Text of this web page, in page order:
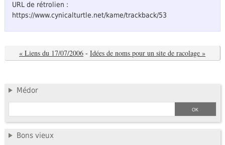
URL de rétrolien :
https://www.cynicalturtle.net/kame/trackback/53
« Liens du 17/07/2006 - Idées de noms pour un site de racolage »
Médor
Bons vieux